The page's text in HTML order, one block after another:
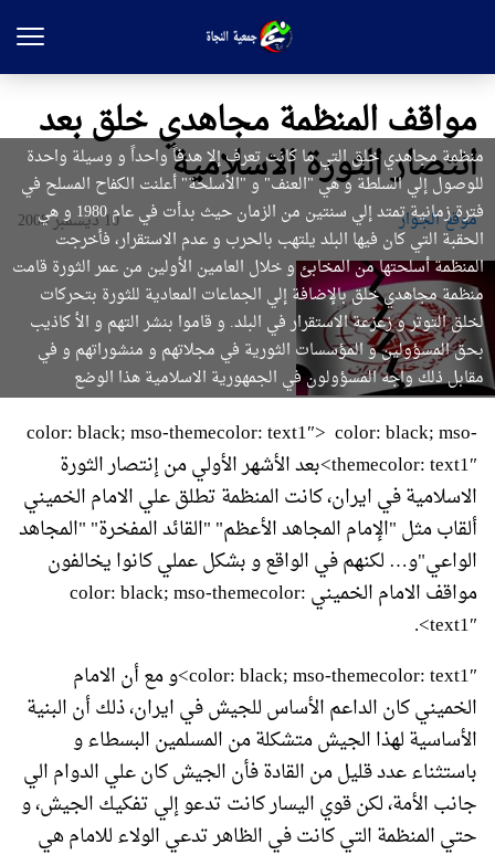
مواقف المنظمة مجاهدي خلق بعد
انتصار الثورة الاسلامية
موقع الجوار 10 ديسمبر 2008
منظمة مجاهدي خلق التي ما كانت تعرف إلا هدفاً واحداً و وسيلة واحدة
للوصول إلي السلطة و هي "العنف" و "الأسلحة" أعلنت الكفاح المسلح في
فترة زمانية تمتد إلي سنتين من الزمان حيث بدأت في عام 1980 و هي
الحقبة التي كان فيها البلد يلتهب بالحرب و عدم الاستقرار، فأخرجت
المنظمة أسلحتها من المخابئ و خلال العامين الأولين من عمر الثورة قامت
منظمة مجاهدي خلق بالإضافة إلي الجماعات المعادية للثورة بتحركات
لخلق التوتر و زعزعة الاستقرار في البلد. و قاموا بنشر التهم و الأ كاذيب
بحق المسؤولين و المؤسسات الثورية في مجلاتهم و منشوراتهم و في
مقابل ذلك واجه المسؤولون في الجمهورية الاسلامية هذا الوضع
color: black; mso-themecolor: text1″> color: black; mso-
themecolor: text1″>بعد الأشهر الأولي من إنتصار الثورة
الاسلامية في ايران، كانت المنظمة تطلق علي الامام الخميني
ألقاب مثل "الإمام المجاهد الأعظم" "القائد المفخرة" "المجاهد
الواعي"و… لكنهم في الواقع و بشكل عملي كانوا يخالفون
مواقف الامام الخميني color: black; mso-themecolor:
text1″>.
color: black; mso-themecolor: text1″>و مع أن الامام
الخميني كان الداعم الأساس للجيش في ايران، ذلك أن البنية
الأساسية لهذا الجيش متشكلة من المسلمين البسطاء و
باستثناء عدد قليل من القادة فأن الجيش كان علي الدوام الي
جانب الأمة، لكن قوي اليسار كانت تدعو إلي تفكيك الجيش، و
حتي المنظمة التي كانت في الظاهر تدعي الولاء للامام هي